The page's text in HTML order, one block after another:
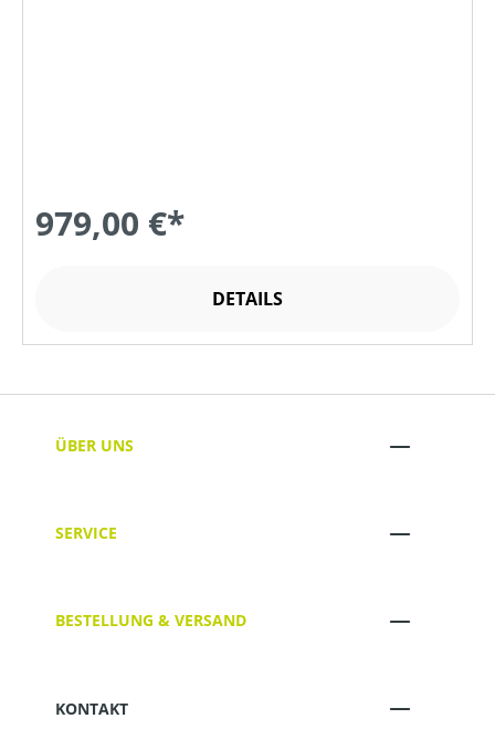
979,00 €*
DETAILS
ÜBER UNS
SERVICE
BESTELLUNG & VERSAND
KONTAKT